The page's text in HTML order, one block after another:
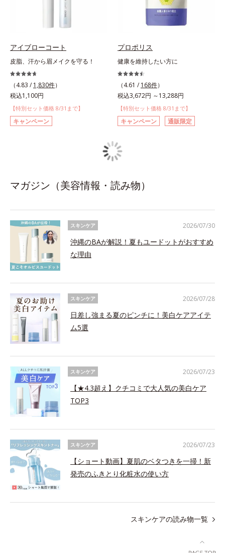
アイブローコート
皮脂、汗から眉メイクを守る！
（4.83 / 1,830件）
税込1,100円
【特別セット価格 8/31まで】
キャンペーン
プロポリス
健康を維持したい方に
（4.61 / 168件）
税込3,672円 ～13,288円
【特別セット価格 8/31まで】
キャンペーン 通販限定
マガジン（美容情報・読み物）
スキンケア
沖縄のBAが解説！夏もユードットがおすすめ
な理由
2026/07/30
スキンケア
日差し強まる夏のピンチに！美白ケアアイテ
ム5選
2026/07/28
スキンケア
【★4.3超え】クチコミで大人気の美白ケア
TOP3
2026/07/23
スキンケア
【ショート動画】夏肌のベタつきを一掃！新
発売のふきとり化粧水の使い方
2026/07/23
スキンケアの読み物一覧